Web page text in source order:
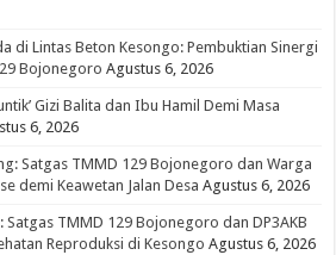
di Lintas Beton Kesongo: Pembuktian Sinergi
Bojonegoro Agustus 6, 2026
Gizi Balita dan Ibu Hamil Demi Masa
6, 2026
Satgas TMMD 129 Bojonegoro dan Warga
demi Keawetan Jalan Desa Agustus 6, 2026
Satgas TMMD 129 Bojonegoro dan DP3AKB
Reproduksi di Kesongo Agustus 6, 2026